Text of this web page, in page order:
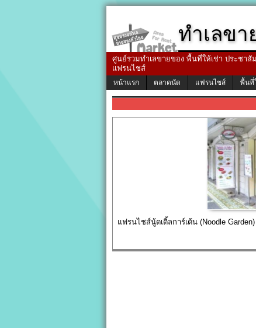
ทำเลขา
ศูนย์รวมทำเลขายของ พื้นที่ให้เช่า ประชา
แฟรนไชส์
หน้าแรก ตลาดนัด แฟรนไชส์ พื้นที่
แฟรนไชส์นู้ดเดิ้ลการ์เด้น (Noodle